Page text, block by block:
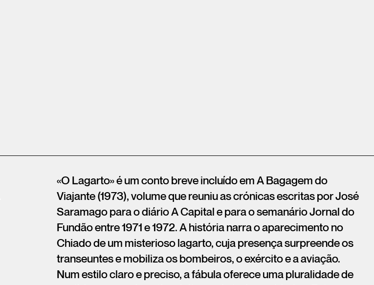
«O Lagarto» é um conto breve incluído em A Bagagem do
Viajante (1973), volume que reuniu as crónicas escritas por José
Saramago para o diário A Capital e para o semanário Jornal do
Fundão entre 1971 e 1972. A história narra o aparecimento no
Chiado de um misterioso lagarto, cuja presença surpreende os
transeuntes e mobiliza os bombeiros, o exército e a aviação.
Num estilo claro e preciso, a fábula oferece uma pluralidade de